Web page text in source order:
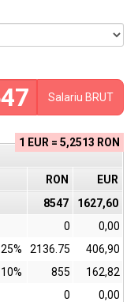
Salariu BRUT
1 EUR = 5,2513 RON
RON
EUR
8547
1627,60
0
0,00
25% 2136.75
406,90
10% 855
162,82
0
0,00